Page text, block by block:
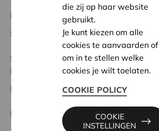
Regionaal Project
Startdatum:
06/06/2024
Status:
Volledig
Meetjesland
Datum:
06/06/2024
Beslissing: Goedgekeurd
die zij op haar website
gebruikt.
Je kunt kiezen om alle
cookies te aanvaarden of
om in te stellen welke
cookies je wilt toelaten.
COOKIE POLICY
COOKIE
INSTELLINGEN